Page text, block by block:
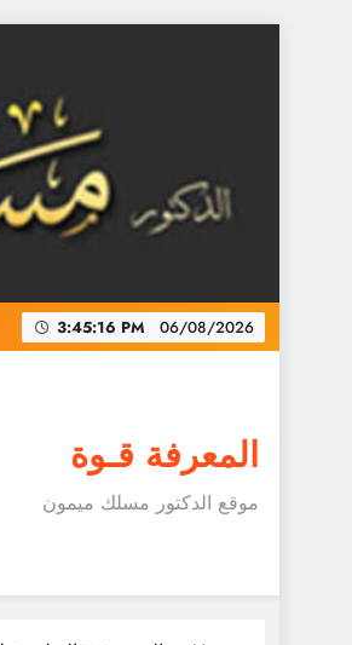
3:45:17 PM 06/08/2026
المعرفة قـوة
موقع الدكتور مسلك ميمون